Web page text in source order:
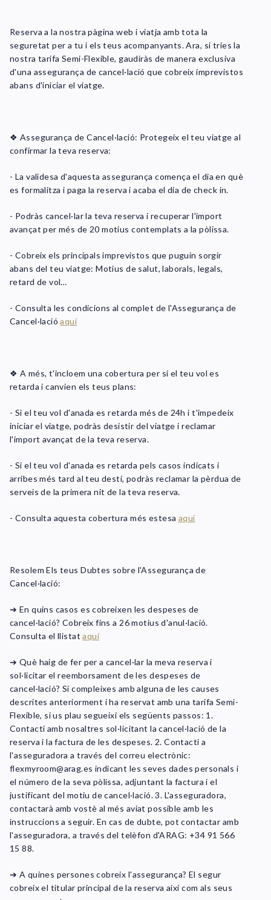
Reserva a la nostra pàgina web i viatja amb tota la
seguretat per a tu i els teus acompanyants. Ara, si tries la
nostra tarifa Semi-Flexible, gaudiràs de manera exclusiva
d'una assegurança de cancel·lació que cobreix imprevistos
abans d'iniciar el viatge.
❖ Assegurança de Cancel·lació: Protegeix el teu viatge al
confirmar la teva reserva:
- La validesa d'aquesta assegurança comença el dia en què
es formalitza i paga la reserva i acaba el dia de check in.
- Podràs cancel·lar la teva reserva i recuperar l'import
avançat per més de 20 motius contemplats a la pòlissa.
- Cobreix els principals imprevistos que puguin sorgir
abans del teu viatge: Motius de salut, laborals, legals,
retard de vol…
- Consulta les condicions al complet de l'Assegurança de
Cancel·lacióaquí
❖ A més, t'incloem una cobertura per si el teu vol es
retarda i canvien els teus plans:
- Si el teu vol d'anada es retarda més de 24h i t'impedeix
iniciar el viatge, podràs desistir del viatge i reclamar
l'import avançat de la teva reserva.
- Si el teu vol d'anada es retarda pels casos indicats i
arribes més tard al teu destí, podràs reclamar la pèrdua de
serveis de la primera nit de la teva reserva.
- Consulta aquesta cobertura més estesa aquí
Resolem Els teus Dubtes sobre l'Assegurança de
Cancel·lació:
➔ En quins casos es cobreixen les despeses de
cancel·lació? Cobreix fins a 26 motius d'anul·lació.
Consulta el llistataquí
➔ Què haig de fer per a cancel·lar la meva reserva i
sol·licitar el reemborsament de les despeses de
cancel·lació? Si compleixes amb alguna de les causes
descrites anteriorment i ha reservat amb una tarifa Semi-
Flexible, si us plau segueixi els següents passos: 1.
Contacti amb nosaltres sol·licitant la cancel·lació de la
reserva i la factura de les despeses. 2. Contacti a
l'asseguradora a través del correu electrònic:
flexmyroom@arag.es indicant les seves dades personals i
el número de la seva pòlissa, adjuntant la factura i el
justificant del motiu de cancel·lació. 3. L'asseguradora,
contactarà amb vostè al més aviat possible amb les
instruccions a seguir. En cas de dubte, pot contactar amb
l'asseguradora, a través del telèfon d'ARAG: +34 91 566
15 88.
➔ A quines persones cobreix l'assegurança? El segur
cobreix el titular principal de la reserva així com als seus